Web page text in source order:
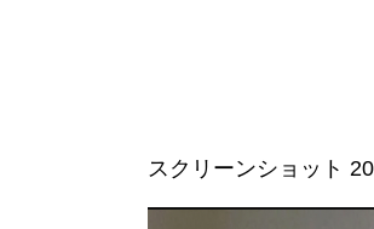
スクリーンショット